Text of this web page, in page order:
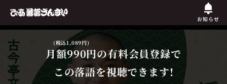
お知らせ
月額990円
(税込1,089円)
の有料会員登録で
この落語を視聴できます!